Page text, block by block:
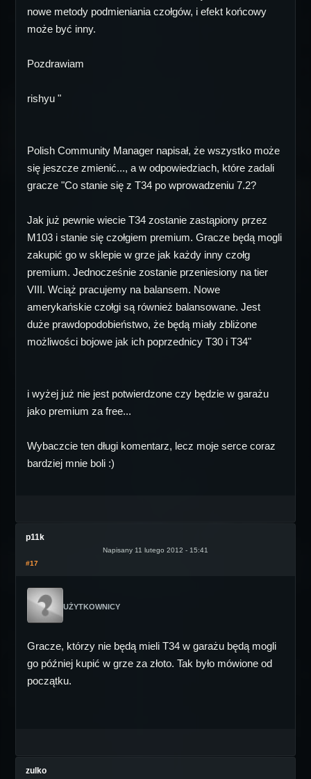
nowe metody podmieniania czołgów, i efekt końcowy
może być inny.
Pozdrawiam
rishyu "
Polish Community Manager napisał, że wszystko może
się jeszcze zmienić..., a w odpowiedziach, które zadali
gracze "Co stanie się z T34 po wprowadzeniu 7.2?
Jak już pewnie wiecie T34 zostanie zastąpiony przez
M103 i stanie się czołgiem premium. Gracze będą mogli
zakupić go w sklepie w grze jak każdy inny czołg
premium. Jednocześnie zostanie przeniesiony na tier
VIII. Wciąż pracujemy na balansem. Nowe
amerykańskie czołgi są również balansowane. Jest
duże prawdopodobieństwo, że będą miały zbliżone
możliwości bojowe jak ich poprzednicy T30 i T34"
i wyżej już nie jest potwierdzone czy będzie w garażu
jako premium za free...
Wybaczcie ten długi komentarz, lecz moje serce coraz
bardziej mnie boli :)
p11k
Napisany 11 lutego 2012 - 15:41
#17
UŻYTKOWNICY
Gracze, którzy nie będą mieli T34 w garażu będą mogli
go później kupić w grze za złoto. Tak było mówione od
początku.
zulko